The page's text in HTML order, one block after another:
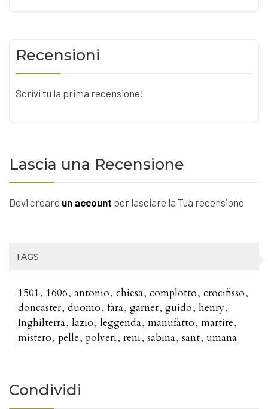
Recensioni
Scrivi tu la prima recensione!
Lascia una Recensione
Devi creare un account per lasciare la Tua recensione
TAGS
1501 1606 antonio chiesa complotto crocifisso
doncaster duomo fara garnet guido henry
Inghilterra lazio leggenda manufatto martire
mistero pelle polveri reni sabina sant umana
Condividi